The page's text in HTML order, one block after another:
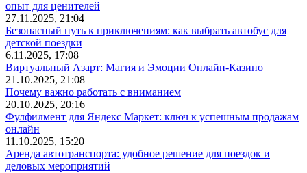
опыт для ценителей
27.11.2025, 21:04
Безопасный путь к приключениям: как выбрать автобус для
детской поездки
6.11.2025, 17:08
Виртуальный Азарт: Магия и Эмоции Онлайн-Казино
21.10.2025, 21:08
Почему важно работать с вниманием
20.10.2025, 20:16
Фулфилмент для Яндекс Маркет: ключ к успешным продажам
онлайн
11.10.2025, 15:20
Аренда автотранспорта: удобное решение для поездок и
деловых мероприятий